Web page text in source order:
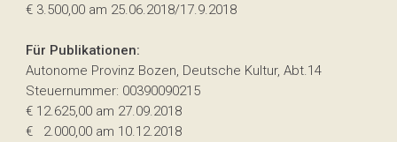
€ 3.500,00 am 25.06.2018/17.9.2018
Für Publikationen:
Autonome Provinz Bozen, Deutsche Kultur, Abt.14
Steuernummer: 00390090215
€ 12.625,00 am 27.09.2018
€ 2.000,00 am 10.12.2018